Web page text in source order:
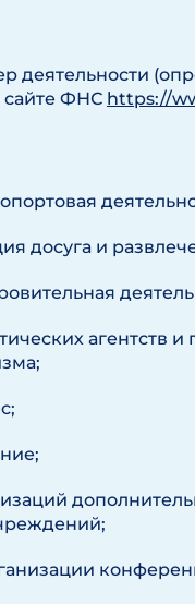
деятельности
сайте ФНС https://
досуга и
агентств